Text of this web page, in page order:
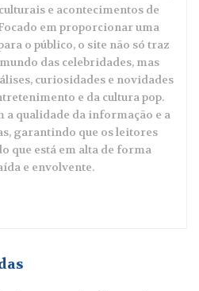
e acontecimentos de
em proporcionar uma
o público, o site não só traz
das celebridades, mas
curiosidades e novidades
e da cultura pop.
a qualidade da informação e a
garantindo que os leitores
que está em alta de forma
e envolvente.